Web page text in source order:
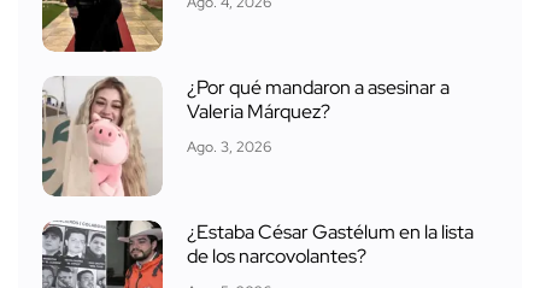
¿Por qué mandaron a asesinar a
Valeria Márquez?
Ago. 3, 2026
¿Estaba César Gastélum en la lista
de los narcovolantes?